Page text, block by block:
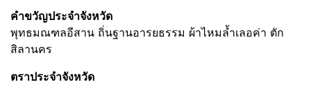
คำขวัญประจำจังหวัด
พุทธมณฑลอีสาน ถิ่นฐานอารยธรรม ผ้าไหมล้ำเลอค่า ตัก
สิลานคร
ตราประจำจังหวัด